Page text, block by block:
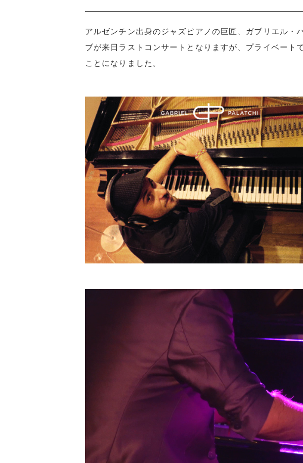
アルゼンチン出身のジャズピアノの巨匠、ガブリエル
ブが来日ラストコンサートとなりますが、プライベート
ことになりました。